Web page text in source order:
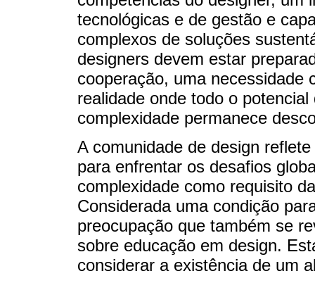
tecnológicas e de gestão e
complexos de soluções
designers devem estar
cooperação, uma necessidade
realidade onde todo o
complexidade permanece
A comunidade de design
para enfrentar os desafios
complexidade como requisito
Considerada uma condição
preocupação que também se
sobre educação em design.
considerar a existência de um